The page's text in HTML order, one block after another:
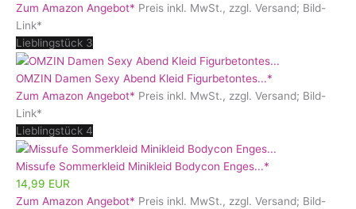
Zum Amazon Angebot* Preis inkl. MwSt., zzgl. Versand; Bild-
Link*
Lieblingstück 3
OMZIN Damen Sexy Abend Kleid Figurbetontes...*
Zum Amazon Angebot* Preis inkl. MwSt., zzgl. Versand; Bild-
Link*
Lieblingstück 4
Missufe Sommerkleid Minikleid Bodycon Enges...*
14,99 EUR
Zum Amazon Angebot* Preis inkl. MwSt., zzgl. Versand; Bild-